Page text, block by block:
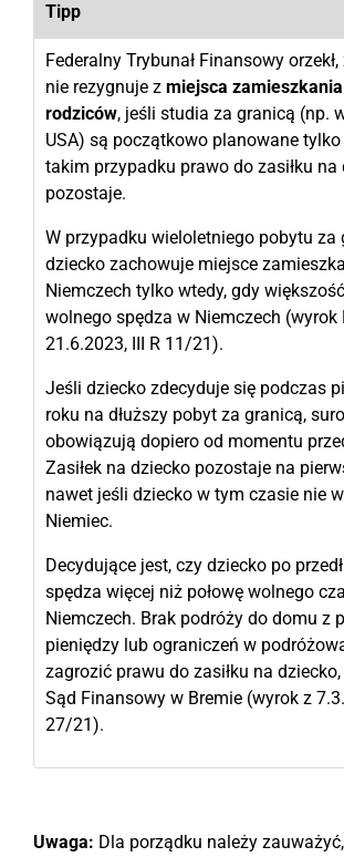
Tipp
Federalny Trybunał Finansowy
nie rezygnuje z miejsca
rodziców, jeśli studia za granicą (np.
USA) są początkowo planowane tylko
takim przypadku prawo do zasiłku na
pozostaje.
W przypadku wieloletniego pobytu za
dziecko zachowuje miejsce
Niemczech tylko wtedy, gdy
wolnego spędza w Niemczech (wyrok
21.6.2023, III R 11/21).
Jeśli dziecko zdecyduje się podczas
roku na dłuższy pobyt za granicą,
obowiązują dopiero od momentu
Zasiłek na dziecko pozostaje na
nawet jeśli dziecko w tym czasie nie
Niemiec.
Decydujące jest, czy dziecko po
spędza więcej niż połowę wolnego
Niemczech. Brak podróży do domu z
pieniędzy lub ograniczeń w
zagrozić prawu do zasiłku na
Sąd Finansowy w Bremie (wyrok z
27/21).
Uwaga: Dla porządku należy